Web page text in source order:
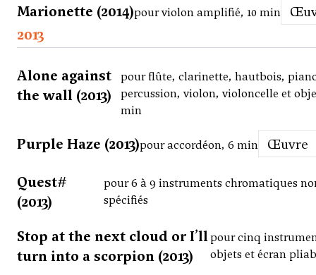
Marionette (2014)pour violon amplifié, 10 min
2013
Alone against
the wall (2013)
pour flûte, clarinette, hautbois,
percussion, violon, violoncelle et
min
Purple Haze (2013)pour accordéon, 6 min Œuvre
Quest#
(2013)
pour 6 à 9 instruments chromatiques
spécifiés
Stop at the next cloud or I’ll
turn into a scorpion (2013)
pour cinq
objets et écran